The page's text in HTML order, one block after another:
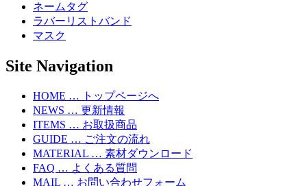
ネームタグ
ラバーリストバンド
マスク
Site Navigation
HOME … トップページへ
NEWS … 更新情報
ITEMS … お取扱商品
GUIDE … ご注文の流れ
MATERIAL … 素材ダウンロード
FAQ … よくある質問
MAIL … お問い合わせフォーム